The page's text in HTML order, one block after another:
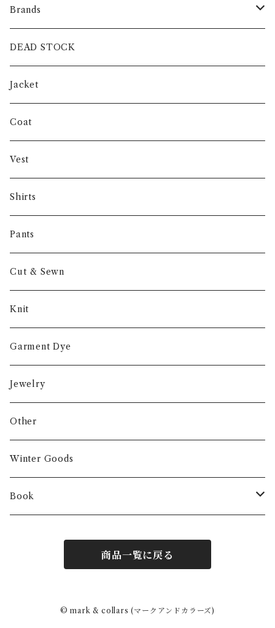
Brands
intch.
SHUREN
INVERTERE
Gambert
NORIEI
Other
DEAD STOCK
Jacket
Coat
Vest
Shirts
Pants
Cut & Sewn
Knit
Garment Dye
Jewelry
Other
Winter Goods
Book
商品一覧に戻る
© mark & collars (マークアンドカラーズ)